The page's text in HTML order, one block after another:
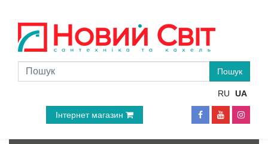
RU UA
Інтернет магазин